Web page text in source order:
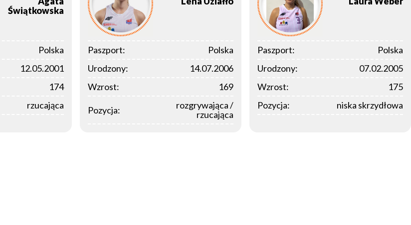
Świątkowska
Polska
12.05.2001
174
rzucająca
Paszport:
Polska
Urodzony:
14.07.2006
Wzrost:
169
Pozycja:
rozgrywająca /
rzucająca
Paszport:
Polska
Urodzony:
07.02.2005
Wzrost:
175
Pozycja:
niska skrzydłowa